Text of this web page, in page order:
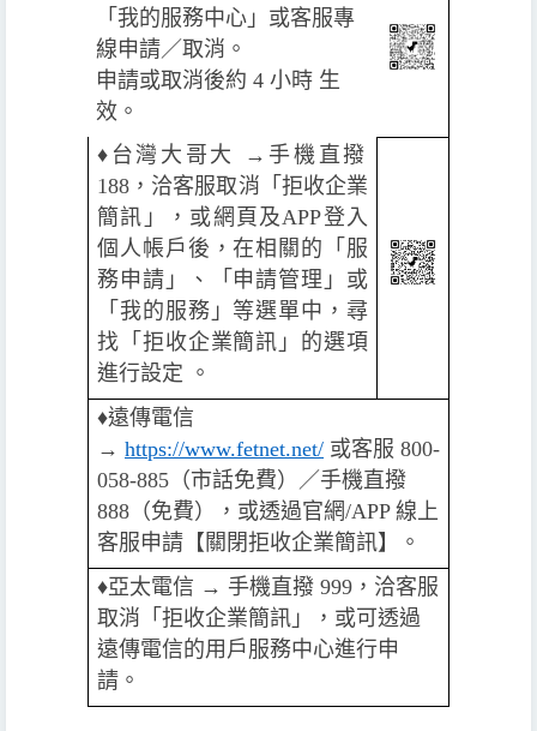
「我的服務中心」或客服專
線申請／取消。
申請或取消後約 4 小時 生
效。
♦️ 台灣大哥大 →手機直撥
188，洽客服取消「拒收企業
簡訊」，或網頁及APP登入
個人帳戶後，在相關的「服
務申請」、「申請管理」或
「我的服務」等選單中，尋
找「拒收企業簡訊」的選項
進行設定 。
♦️遠傳電信
→ https://www.fetnet.net/ 或客服 800-
058-885（市話免費）／手機直撥
888（免費），或透過官網/APP 線上
客服申請【關閉拒收企業簡訊】。
♦️️亞太電信 → 手機直撥 999，洽客服
取消「拒收企業簡訊」，或可透過
遠傳電信的用戶服務中心進行申
請。